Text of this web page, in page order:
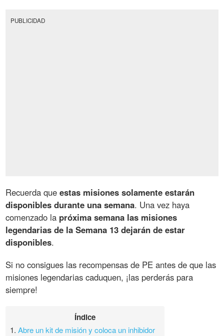
PUBLICIDAD
Recuerda queestas misiones solamente estarán
disponibles durante una semana. Una vez haya
comenzado la próxima semana las misiones
legendarias de la Semana 13 dejarán de estar
disponibles.
Si no consigues las recompensas de PE antes de que las
misiones legendarias caduquen, ¡las perderás para
siempre!
Índice
1.Abre un kit de misión y coloca un inhibidor